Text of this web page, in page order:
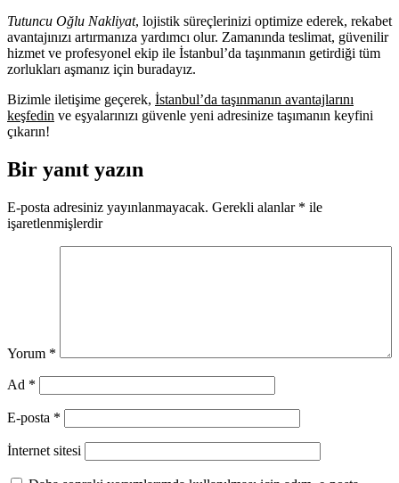
Tutuncu Oğlu Nakliyat, lojistik süreçlerinizi optimize ederek, rekabet
avantajınızı artırmanıza yardımcı olur. Zamanında teslimat, güvenilir
hizmet ve profesyonel ekip ile İstanbul’da taşınmanın getirdiği tüm
zorlukları aşmanız için buradayız.
Bizimle iletişime geçerek, İstanbul’da taşınmanın avantajlarını
keşfedin ve eşyalarınızı güvenle yeni adresinize taşımanın keyfini
çıkarın!
Bir yanıt yazın
E-posta adresiniz yayınlanmayacak. Gerekli alanlar * ile
işaretlenmişlerdir
Yorum *
Ad *
E-posta *
İnternet sitesi